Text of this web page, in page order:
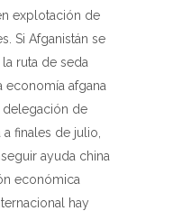
explotación de
Si Afganistán se
ruta de seda
economía afgana
delegación de
finales de julio,
ayuda china
económica
hay